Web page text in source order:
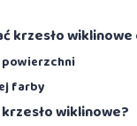
krzesło
farby
wiklinowe?